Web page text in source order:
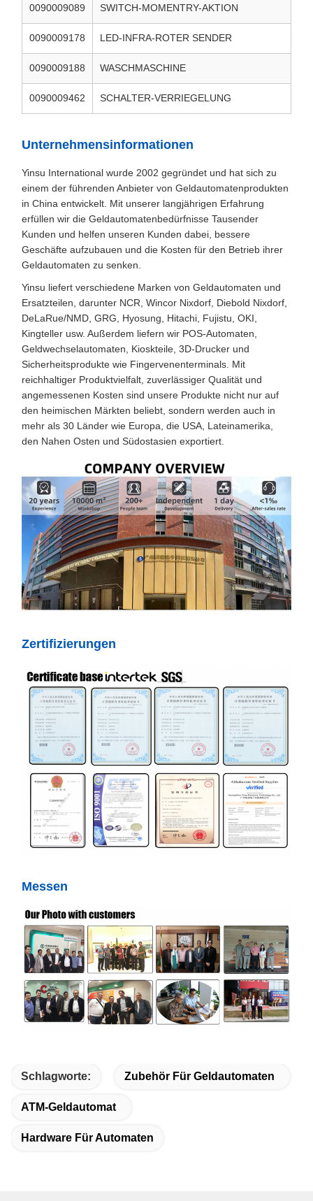
0090009089 SWITCH-MOMENTRY-AKTION
0090009178 LED-INFRA-ROTER SENDER
0090009188 WASCHMASCHINE
0090009462 SCHALTER-VERRIEGELUNG
Unternehmensinformationen
Yinsu International wurde 2002 gegründet und hat sich zu
einem der führenden Anbieter von Geldautomatenprodukten
in China entwickelt. Mit unserer langjährigen Erfahrung
erfüllen wir die Geldautomatenbedürfnisse Tausender
Kunden und helfen unseren Kunden dabei, bessere
Geschäfte aufzubauen und die Kosten für den Betrieb ihrer
Geldautomaten zu senken.
Yinsu liefert verschiedene Marken von Geldautomaten und
Ersatzteilen, darunter NCR, Wincor Nixdorf, Diebold Nixdorf,
DeLaRue/NMD, GRG, Hyosung, Hitachi, Fujistu, OKI,
Kingteller usw. Außerdem liefern wir POS-Automaten,
Geldwechselautomaten, Kioskteile, 3D-Drucker und
Sicherheitsprodukte wie Fingervenenterminals. Mit
reichhaltiger Produktvielfalt, zuverlässiger Qualität und
angemessenen Kosten sind unsere Produkte nicht nur auf
den heimischen Märkten beliebt, sondern werden auch in
mehr als 30 Länder wie Europa, die USA, Lateinamerika,
den Nahen Osten und Südostasien exportiert.
Zertifizierungen
Messen
Schlagworte: Zubehör Für Geldautomaten
ATM-Geldautomat
Hardware Für Automaten